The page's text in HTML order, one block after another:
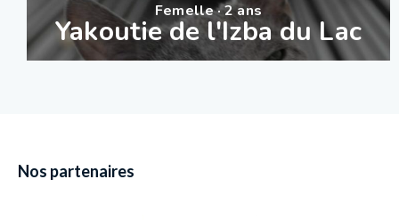
Femelle · 2 ans
Yakoutie de l'Izba du Lac
Nos partenaires